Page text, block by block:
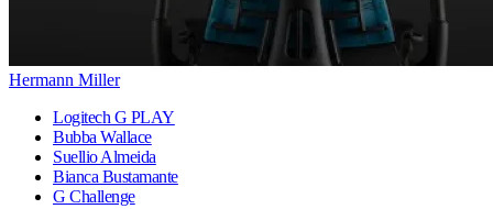
Hermann Miller
Logitech G PLAY
Bubba Wallace
Suellio Almeida
Bianca Bustamante
G Challenge